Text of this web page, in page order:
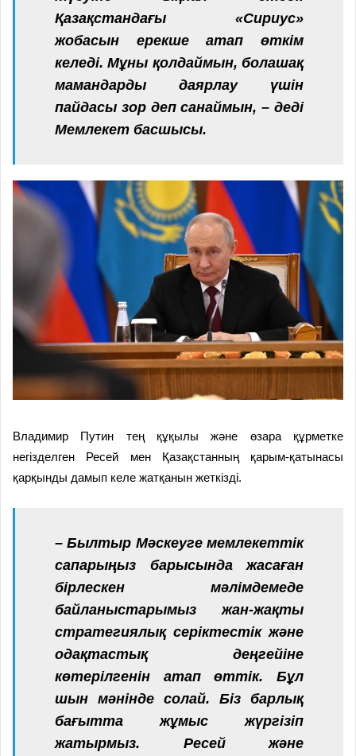
Қазақстандағы «Сириус»
жобасын ерекше атап өткім
келеді. Мұны қолдаймын, болашақ
мамандарды даярлау үшін
пайдасы зор деп санаймын, – деді
Мемлекет басшысы.
Владимир Путин тең құқылы және өзара құрметке
негізделген Ресей мен Қазақстанның қарым-қатынасы
қарқынды дамып келе жатқанын жеткізді.
– Былтыр Мәскеуге мемлекеттік
сапарыңыз барысында жасаған
бірлескен мәлімдемеде
байланыстарымыз жан-жақты
стратегиялық серіктестік және
одақтастық деңгейіне
көтерілгенін атап өттік. Бұл
шын мәнінде солай. Біз барлық
бағытта жұмыс жүргізіп
жатырмыз. Ресей және